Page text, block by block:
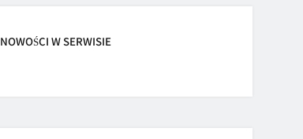
NOWOŚCI W SERWISIE